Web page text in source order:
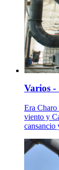
Varios -
Era Charo
viento y
cansancio